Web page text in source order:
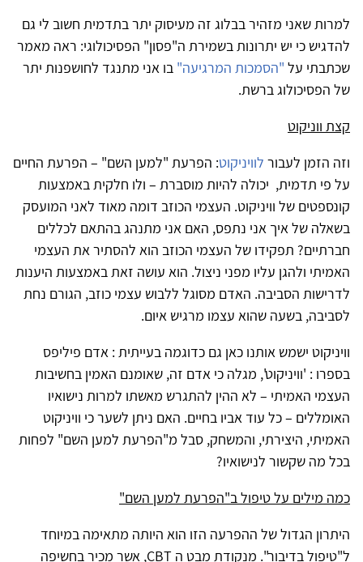
למרות שאני מזהיר בבלוג זה מעיסוק יתר בתדמית חשוב לי גם
להדגיש כי יש יתרונות בשמירת ה"פסון" הפסיכולוגי: ראה מאמר
שכתבתי על "הסמכות המרגיעה" בו אני מתנגד לחושפנות יתר
של הפסיכולוג ברשת.
קצת ווניקוט
וזה הזמן לעבור לוויניקוט: הפרעת "למען השם" – הפרעת החיים
על פי תדמית, יכולה להיות מוסברת – ולו חלקית באמצעות
קונספטים של וויניקוט. העצמי הכוזב דומה מאוד לאני המועסק
בשאלה של איך אני נתפס, האם אני מתנהג בהתאם לכללים
חברתיים? תפקידו של העצמי הכוזב הוא להסתיר את העצמי
האמיתי ולהגן עליו מפני ניצול. הוא עושה זאת באמצעות היענות
לדרישות הסביבה. האדם מסוגל ללבוש עצמי כוזב, הגורם נחת
לסביבה, בשעה שהוא עצמו מרגיש איום.
וויניקוט ישמש אותנו כאן גם כדוגמה בעייתית : אדם פיליפס
בספרו : 'וויניקוט', מגלה כי אדם זה, שאומנם האמין בחשיבות
העצמי האמיתי – לא ההין להתגרש מאשתו למרות נישואיו
האומללים – כל עוד אביו בחיים. האם ניתן לשער כי וויניקוט
האמיתי, היצירתי, והמשחק, סבל מ"הפרעת למען השם" לפחות
בכל מה שקשור לנישואיו?
כמה מילים על טיפול ב"הפרעת למען השם"
היתרון הגדול של ההפרעה הזו הוא היותה מתאימה במיוחד
ל"טיפול בדיבור". מנקודת מבט ה CBT, אשר מכיר בחשיפה